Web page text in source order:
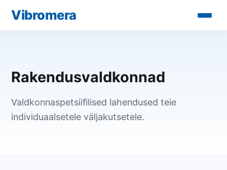
Vibromera
Rakendusvaldkonnad
Valdkonnaspetsiifilised lahendused teie
individuaalsetele väljakutsetele.